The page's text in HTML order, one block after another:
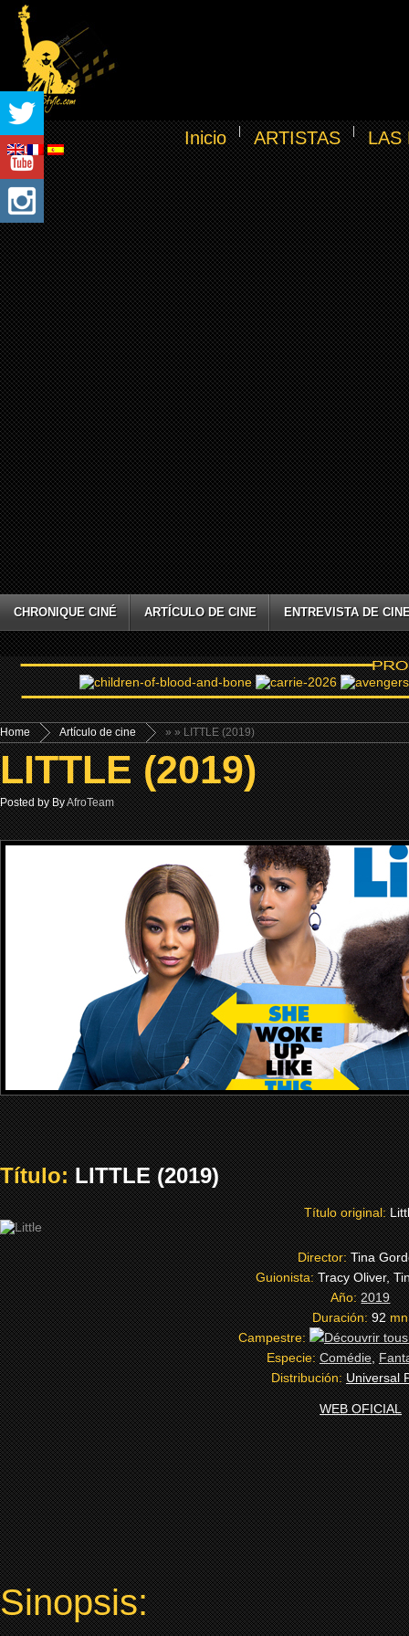
Inicio ARTISTAS LAS
CHRONIQUE CINÉ ARTÍCULO DE CINE ENTREVISTA DE
Home »
Artículo de cine » LITTLE (2019)
LITTLE (2019)
Posted by ByAfroTeam
Título:LITTLE (2019)
Título original:
Director:Tina
Guionista:Tracy Oliver,
Año:2019
Duración:92mn
Campestre:
Especie:Comédie,
Distribución:Universal
WEB OFICIAL
Sinopsis: